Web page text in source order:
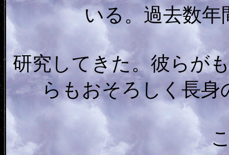
いる。過去数年
研究してきた。彼らが
らもおそろしく長